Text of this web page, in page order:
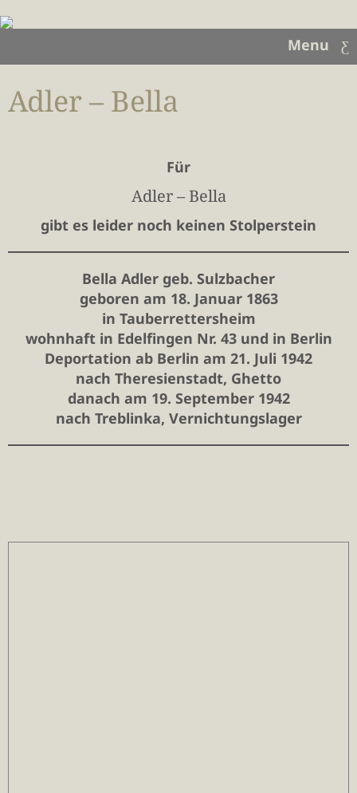
Menu
Adler – Bella
Für
Adler – Bella
gibt es leider noch keinen Stolperstein
Bella Adler geb. Sulzbacher
geboren am 18. Januar 1863
in Tauberrettersheim
wohnhaft in Edelfingen Nr. 43und in Berlin
Deportation ab Berlin am 21. Juli 1942
nach Theresienstadt, Ghetto
danach am 19. September 1942
nach Treblinka, Vernichtungslager